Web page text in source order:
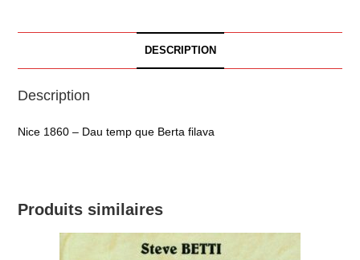
DESCRIPTION
Description
Nice 1860 – Dau temp que Berta filava
Produits similaires